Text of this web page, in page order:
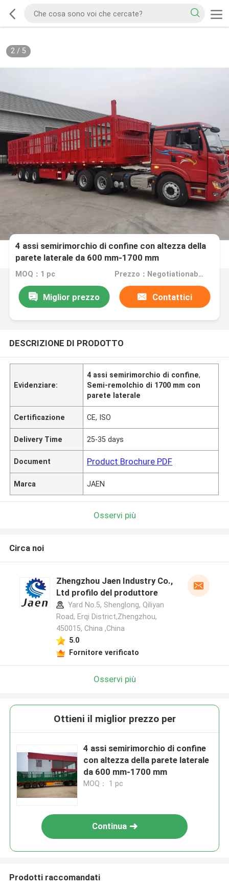
2/ 5
4 assi semirimorchio di confine con altezza della
parete laterale da 600 mm-1700 mm
MOQ：1 pc Prezzo：Negotiationable
Miglior prezzo Contattici
DESCRIZIONE DI PRODOTTO
Evidenziare:
4 assi semirimorchio di confine,
Semi-remolchio di 1700 mm con
parete laterale
Certificazione CE, ISO
Delivery Time 25-35 days
Document Product Brochure PDF
Marca JAEN
Osservi più
Circa noi
Zhengzhou Jaen Industry Co.,
Ltd profilo del produttore
Yard No.5, Shenglong, Qiliyan
Road, Erqi District,Zhengzhou,
450015, China ,China
5.0
Fornitore verificato
Osservi più
Ottieni il miglior prezzo per
4 assi semirimorchio di confine
con altezza della parete laterale
da 600 mm-1700 mm
MOQ： 1 pc
Continua
Prodotti raccomandati